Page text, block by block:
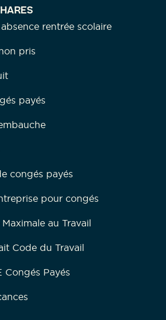
rentrée scolaire
pris
payés
congés payés
pour congés
au Travail
Code du Travail
Congés Payés